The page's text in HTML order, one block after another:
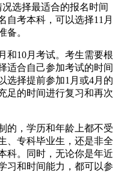
选择最适合的报名时间
自考本科，可以选择11月
备。
10月考试。考生需要根
适合自己参加考试的时间
选择提前参加1月或4月的
足的时间进行复习和再次
，学历和年龄上都不受
、专科毕业生，还是非全
科。同时，无论你是年近
习和时间能力，都可以参